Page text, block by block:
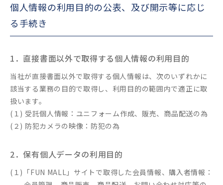
個人情報の利用目的の公表、及び開示等に応じ
る手続き
1．直接書面以外で取得する個人情報の利用目的
当社が直接書面以外で取得する個人情報は、次のいずれかに
該当する業務の目的で取得し、利用目的の範囲内で適正に取
扱います。
(１) 受託個人情報：ユニフォーム作成、販売、商品配送の為
(２) 防犯カメラの映像：防犯の為
2．保有個人データの利用目的
(１)「FUN MALL」サイトで取得した会員情報、購入者情報：